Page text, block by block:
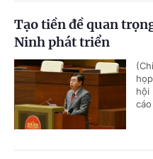
Tạo tiền đề quan
Ninh phát triển
hội